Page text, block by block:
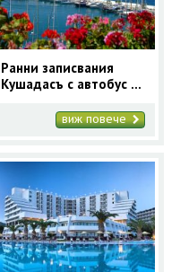
Ранни записвания
Кушадасъ с автобус за
Турция Лято 2026
виж повече